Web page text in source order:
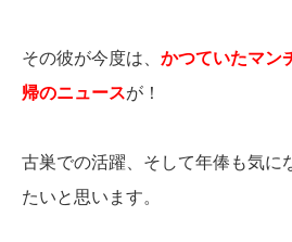
その彼が今度は、 かつていたマン
帰のニュースが！
古巣での活躍、そして年俸も気に
たいと思います。